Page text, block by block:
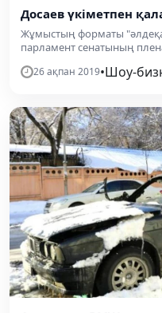
Досаев үкіметпен
Жұмыстың форматы
парламент сенатының
26 ақпан 2019•Шоу-